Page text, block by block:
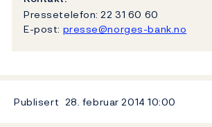
Pressetelefon: 22 31 60 60
E-post: presse@norges-bank.no
Publisert 28. februar 201410:00